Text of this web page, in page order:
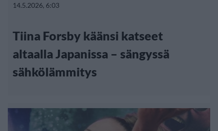
14.5.2026, 6:03
Tiina Forsby käänsi katseet
altaalla Japanissa – sängyssä
sähkölämmitys